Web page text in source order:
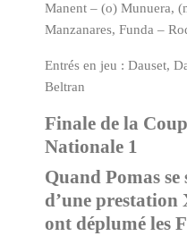
Manent – (o) Munuera,
Manzanares, Funda –
Entrés en jeu : Dauset,
Beltran
Finale de la
Nationale 1
Quand Pomas se
d’une prestation
ont déplumé les